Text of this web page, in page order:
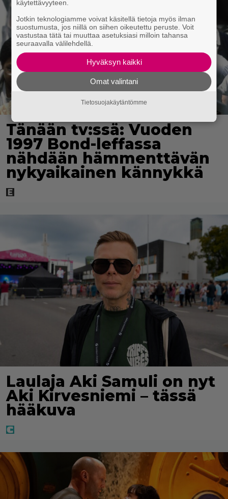
Tänään tv:ssä: Vuoden
1997 Bond-leffassa
nähdään hämmenttävän
nykyaikainen kännykkä
Laulaja Aki Samuli on nyt
Aki Kirvesniemi – tässä
hääkuva
käytettävyyteen.
Jotkin teknologiamme voivat käsitellä tietoja myös ilman
suostumusta, jos niillä on siihen oikeutettu peruste. Voit
vastustaa tätä tai muuttaa asetuksiasi milloin tahansa
seuraavalla välilehdellä.
Hyväksyn kaikki
Omat valintani
Tietosuojakäytäntömme